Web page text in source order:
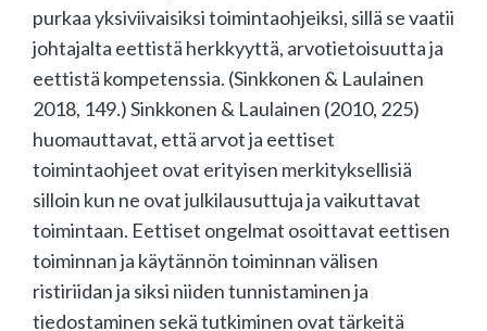
purkaa yksiviivaisiksi toimintaohjeiksi, sillä se vaatii
johtajalta eettistä herkkyyttä, arvotietoisuutta ja
eettistä kompetenssia. (Sinkkonen & Laulainen
2018, 149.) Sinkkonen & Laulainen (2010, 225)
huomauttavat, että arvot ja eettiset
toimintaohjeet ovat erityisen merkityksellisiä
silloin kun ne ovat julkilausuttuja ja vaikuttavat
toimintaan. Eettiset ongelmat osoittavat eettisen
toiminnan ja käytännön toiminnan välisen
ristiriidan ja siksi niiden tunnistaminen ja
tiedostaminen sekä tutkiminen ovat tärkeitä